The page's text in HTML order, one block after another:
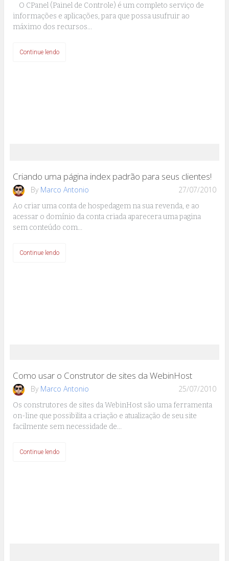
O CPanel (Painel de Controle) é um completo serviço de
informações e aplicações, para que possa usufruir ao
máximo dos recursos…
Continue lendo
Criando uma página index padrão para seus clientes!
By Marco Antonio 27/07/2010
Ao criar uma conta de hospedagem na sua revenda, e ao
acessar o domínio da conta criada aparecera uma pagina
sem conteúdo com…
Continue lendo
Como usar o Construtor de sites da WebinHost
By Marco Antonio 25/07/2010
Os construtores de sites da WebinHost são uma ferramenta
on-line que possibilita a criação e atualização de seu site
facilmente sem necessidade de…
Continue lendo